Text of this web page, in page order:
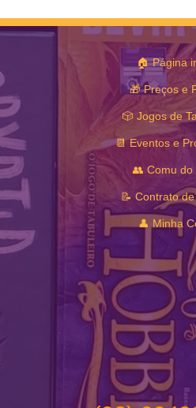
🏠 Página
🎁 Preços e
🎲 Jogos de
📆 Eventos e
👥 Comu do
📝 Contrato de
👤 Minha